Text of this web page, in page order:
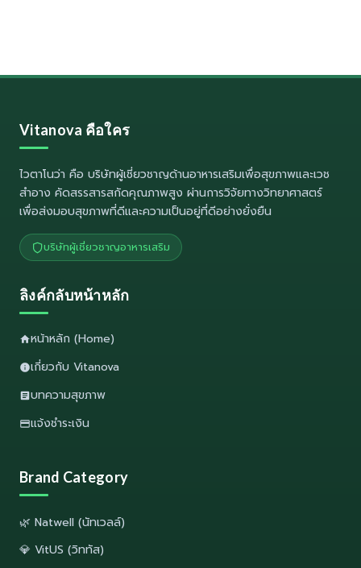
Vitanova คือใคร
ไวตาโนว่า คือ บริษัทผู้เชี่ยวชาญด้านอาหารเสริมเพื่อสุขภาพและเวช
สำอาง คัดสรรสารสกัดคุณภาพสูง ผ่านการวิจัยทางวิทยาศาสตร์
เพื่อส่งมอบสุขภาพที่ดีและความเป็นอยู่ที่ดีอย่างยั่งยืน
บริษัทผู้เชี่ยวชาญอาหารเสริม
ลิงค์กลับหน้าหลัก
หน้าหลัก (Home)
เกี่ยวกับ Vitanova
บทความสุขภาพ
แจ้งชำระเงิน
Brand Category
🌿 Natwell (นัทเวลล์)
💎 VitUS (วิททัส)